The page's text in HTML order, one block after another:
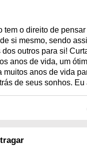
tem o direito de
si mesmo, sendo
dos outros para si!
anos de vida, um
muitos anos de vida
de seus sonhos. Eu